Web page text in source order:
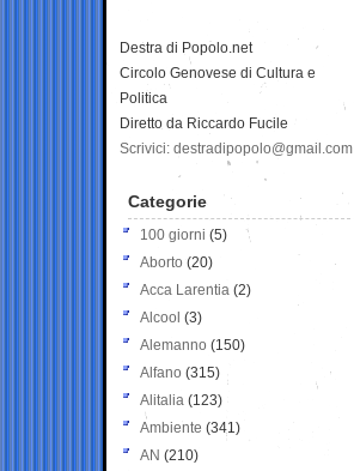
Destra di Popolo.net
Circolo Genovese di Cultura e
Politica
Diretto da Riccardo Fucile
Scrivici: destradipopolo@gmail.com
Categorie
100 giorni (5)
Aborto (20)
Acca Larentia (2)
Alcool (3)
Alemanno (150)
Alfano (315)
Alitalia (123)
Ambiente (341)
AN (210)